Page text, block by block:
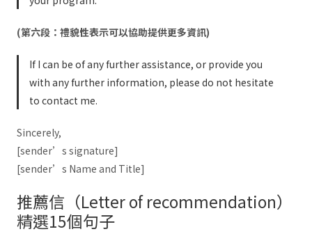
(第六段：禮貌性表示可以協助提供更多資訊)
If I can be of any further assistance, or provide you
with any further information, please do not hesitate
to contact me.
Sincerely,
[sender’s signature]
[sender’s Name and Title]
推薦信（Letter of recommendation）
精選15個句子